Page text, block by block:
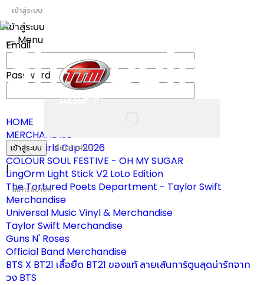
เข้าสู่ระบบ
เข้าสู่ระบบ
Email
Password
เข้าสู่ระบบ ลืมรหัสผ่าน?
|
สมัครสมาชิก
Toggle
Menu
HOME
MERCHANDISE
ผ้าเชียร์ Girls Cup 2026
COLOUR SOUL FESTIVE - OH MY SUGAR
LingOrm Light Stick V2 LoLo Edition
The Tortured Poets Department - Taylor Swift
Merchandise
Universal Music Vinyl & Merchandise
Taylor Swift Merchandise
Guns N' Roses
Official Band Merchandise
BTS X BT21 เสื้อยืด BT21 ของแท้ ลายเส้นการ์ตูนสุดน่ารักจาก
วง BTS